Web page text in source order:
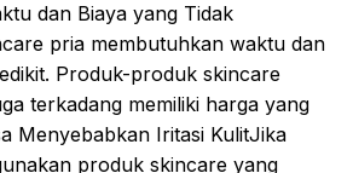
dan Biaya yang Tidak
pria membutuhkan waktu dan
Produk-produk skincare
terkadang memiliki harga yang
Menyebabkan Iritasi KulitJika
produk skincare yang